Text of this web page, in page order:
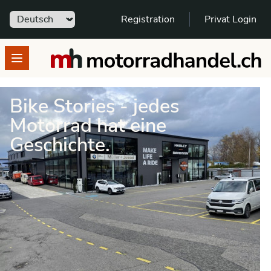
Sprache Registration Privat Login
Open menumotorradhandel.ch
Bike Stories - jedes
Motorrad hat eine
Geschichte.
SCHNELL GEFUNDEN - SPANNENDE
GESCHICHTEN
Bike Stories